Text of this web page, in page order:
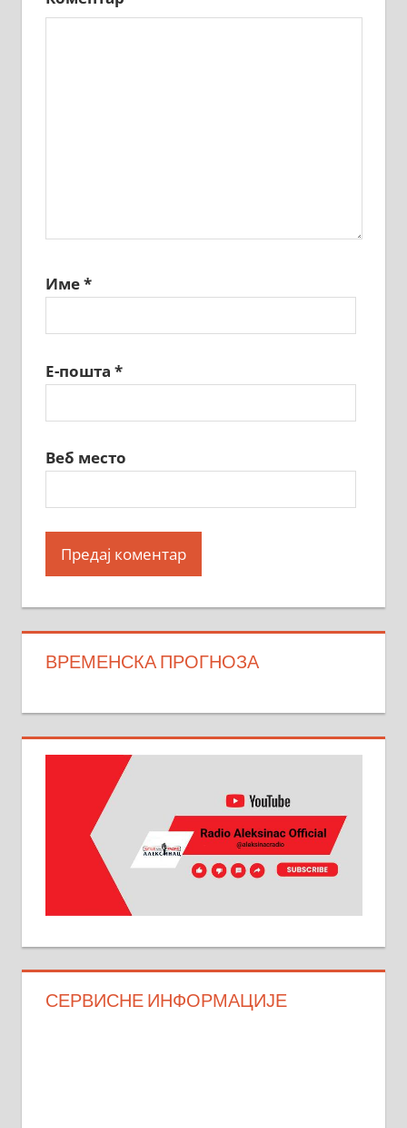
Име*
Е-пошта *
Веб место
ВРЕМЕНСКА ПРОГНОЗА
СЕРВИСНЕ ИНФОРМАЦИЈЕ